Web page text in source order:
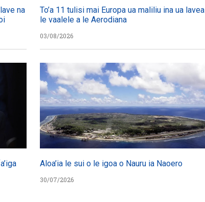
na
To’a 11 tulisi mai Europa ua maliliu ina ua lavea
le vaalele a le Aerodiana
03/08/2026
Aloa’ia le sui o le igoa o Nauru ia Naoero
30/07/2026